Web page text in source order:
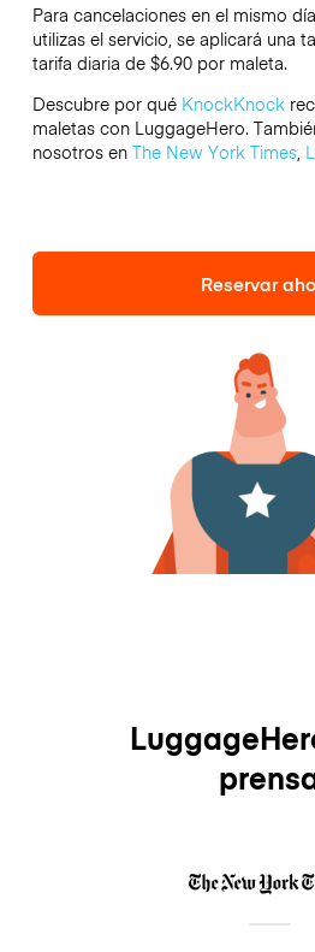
Para cancelaciones en el mismo
utilizas el servicio, se aplicará una
tarifa diaria de $6.90 por maleta.
Descubre por qué KnockKnock
maletas con LuggageHero.
nosotros en The New York Times,
Reservar